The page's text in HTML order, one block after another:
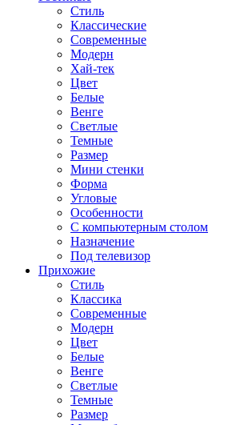
Стиль
Классические
Современные
Модерн
Хай-тек
Цвет
Белые
Венге
Светлые
Темные
Размер
Мини стенки
Форма
Угловые
Особенности
С компьютерным столом
Назначение
Под телевизор
Прихожие
Стиль
Классика
Современные
Модерн
Цвет
Белые
Венге
Светлые
Темные
Размер